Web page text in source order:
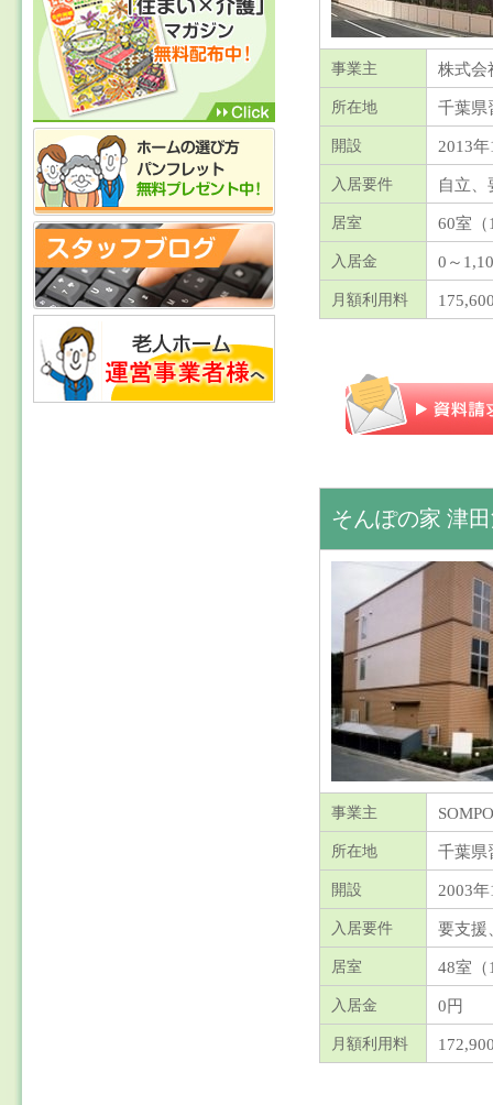
事業主 株式会
所在地 千葉県
開設 2013
入居要件 自立、
居室 60室（
入居金 0～
月額利用料
そんぽの家 津
事業主
所在地 千葉県
開設 2003
入居要件 要支援
居室 48室
入居金 0円
月額利用料